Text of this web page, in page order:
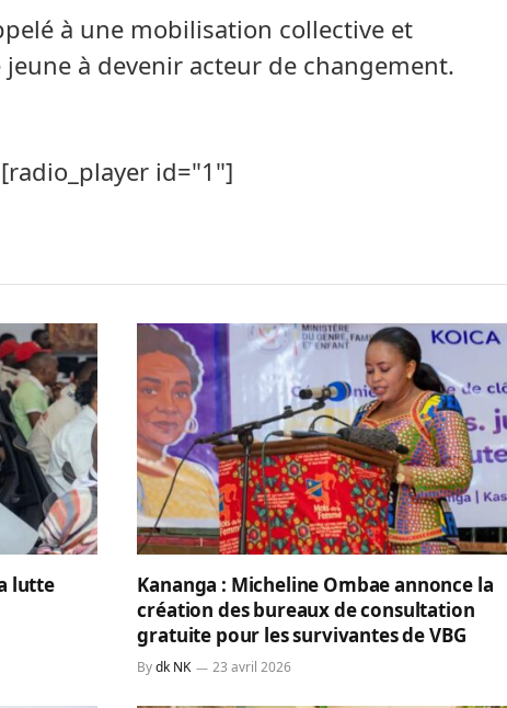
à une mobilisation collective et
à devenir acteur de changement.
[radio_player id="1"]
lutte
Kananga : Micheline Ombae annonce la
création des bureaux de consultation
gratuite pour les survivantes de VBG
By dk NK 23 avril 2026